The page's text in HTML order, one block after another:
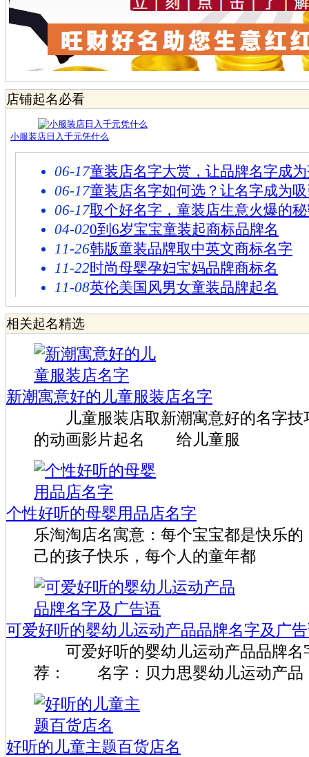
店铺起名必看
小服装店日入千元凭什么
06-17童装店名字大赏，让品牌名字成
06-17童装店名字如何选？让名字成为
06-17取个好名字，童装店生意火爆的
04-020到6岁宝宝童装起商标品牌名
11-26韩版童装品牌取中英文商标名字
11-22时尚母婴孕妇宝妈品牌商标名
11-08英伦美国风男女童装品牌起名
相关起名精选
新潮寓意好的儿童服装店名字
儿童服装店取新潮寓意好的名字
的动画影片起名 给儿童服
个性好听的母婴用品店名字
乐淘淘店名寓意：每个宝宝都是快乐
己的孩子快乐，每个人的童年都
可爱好听的婴幼儿运动产品品牌名字及广
可爱好听的婴幼儿运动产品品牌名
荐： 名字：贝力思婴幼儿运动产品
好听的儿童主题百货店名